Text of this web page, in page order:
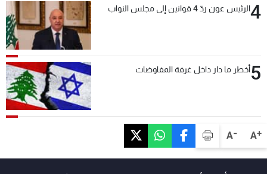
A+
A-
4الرئيس عون ردّ 4 قوانين إلى مجلس النواب
5أخطر ما دار داخل غرفة المفاوضات